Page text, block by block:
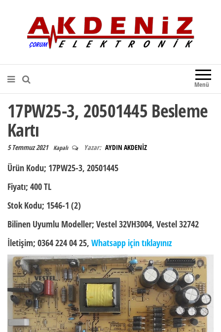
Akdeniz Elektronik
Teknik Destek, Kaliteli Hizmet |
Çorum Elektronik Firması
Menü
17PW25-3, 20501445 Besleme
Kartı
5 Temmuz 2021 Kapalı Yazar: AYDIN AKDENİZ
Ürün Kodu; 17PW25-3, 20501445
Fiyatı; 400 TL
Stok Kodu; 1546-1 (2)
Bilinen Uyumlu Modeller; Vestel 32VH3004, Vestel 32742
İletişim; 0364 224 04 25, Whatsapp için tıklayınız